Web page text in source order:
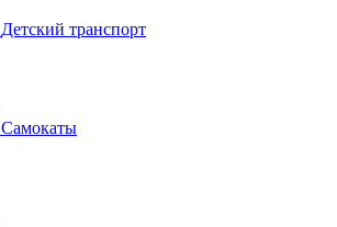
Детский транспорт
Самокаты